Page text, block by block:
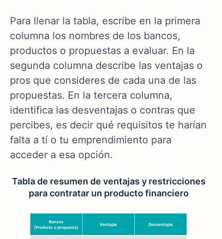
Para llenar la tabla, escribe en la primera
columna los nombres de los bancos,
productos o propuestas a evaluar. En la
segunda columna describe las ventajas o
pros que consideres de cada una de las
propuestas. En la tercera columna,
identifica las desventajas o contras que
percibes, es decir qué requisitos te harían
falta a tí o tu emprendimiento para
acceder a esa opción.
Tabla de resumen de ventajas y restricciones
para contratar un producto financiero